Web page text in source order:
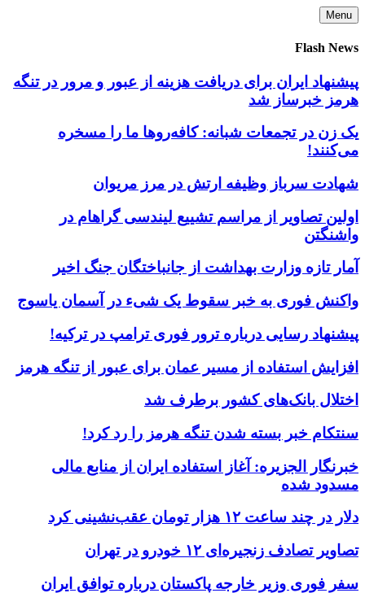
Skip
to
content
Menu
Flash News
پیشنهاد ایران برای دریافت هزینه از عبور و مرور در تنگه
هرمز خبرساز شد
یک زن در تجمعات شبانه: کافه‌روها ما را مسخره
می‌کنند!
شهادت سرباز وظیفه ارتش در مرز مریوان
اولین تصاویر از مراسم تشییع لیندسی گراهام در
واشنگتن
آمار تازه وزارت بهداشت از جانباختگان جنگ اخیر
واکنش فوری به خبر سقوط یک شیء در آسمان یاسوج
پیشنهاد رسایی درباره ترور فوری ترامپ در ترکیه!
افزایش استفاده از مسیر عمان برای عبور از تنگه هرمز
اختلال بانک‌های کشور برطرف شد
سنتکام خبر بسته شدن تنگه هرمز را رد کرد!
خبرنگار الجزیره: آغاز استفاده ایران از منابع مالی
مسدود شده
دلار در چند ساعت ۱۲ هزار تومان عقب‌نشینی کرد
تصاویر تصادف زنجیره‌ای ۱۲ خودرو در تهران
سفر فوری وزیر خارجه پاکستان درباره توافق ایران